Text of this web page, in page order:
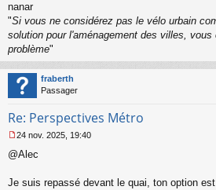
nanar
"Si vous ne considérez pas le vélo urbain
solution pour l'aménagement des villes, vous
problème"
fraberth
Passager
Re: Perspectives Métro
e
s
24 nov. 2025, 19:40
@Alec
Je suis repassé devant le quai, ton option